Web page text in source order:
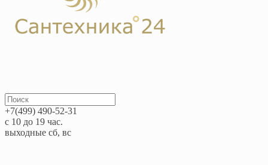
+7(499) 490-52-31
с 10 до 19 час.
выходные сб, вс